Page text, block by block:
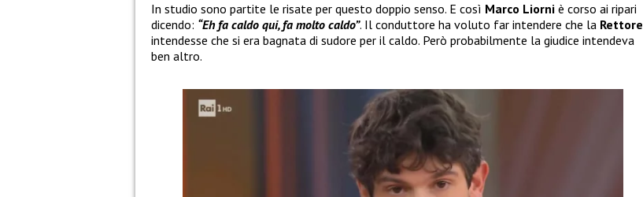
In studio sono partite le risate per questo doppio senso. E così Marco Liorni è corso ai ripari
dicendo: “Eh fa caldo qui, fa molto caldo”. Il conduttore ha voluto far intendere che la Rettore
intendesse che si era bagnata di sudore per il caldo. Però probabilmente la giudice intendeva
ben altro.